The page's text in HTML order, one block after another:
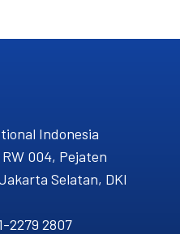
Indonesia
004, Pejaten
Selatan, DKI
2279 2807